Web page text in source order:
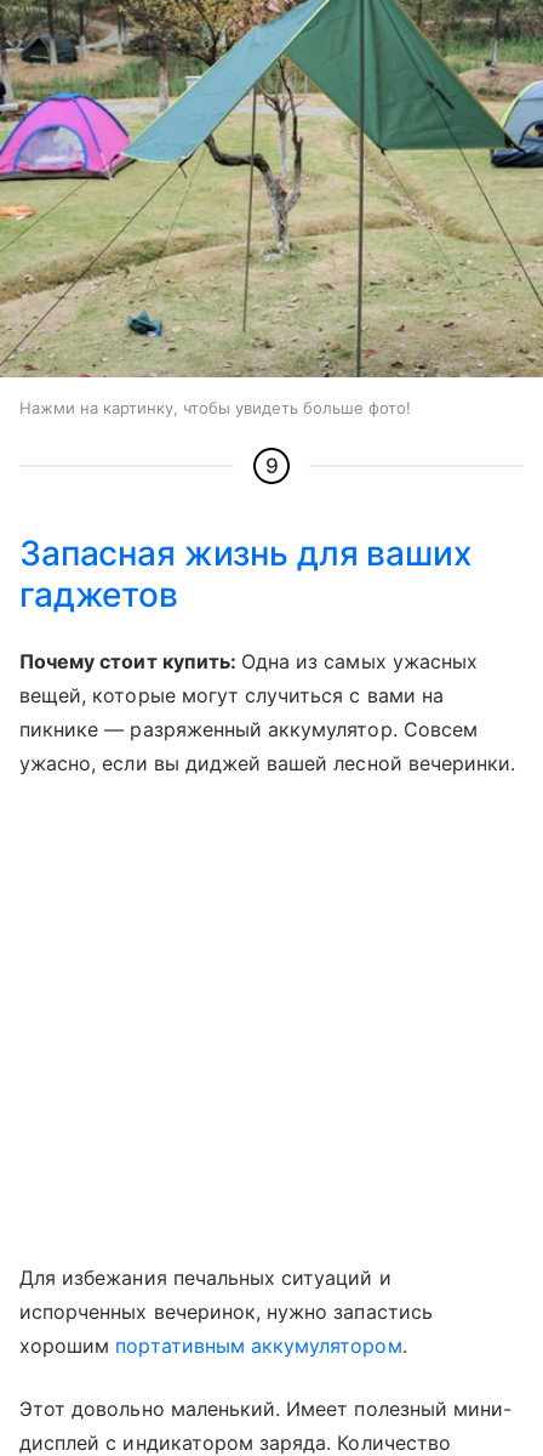
Нажми на картинку, чтобы увидеть больше фото!
9
Запасная жизнь для ваших
гаджетов
Почему стоит купить: Одна из самых ужасных
вещей, которые могут случиться с вами на
пикнике — разряженный аккумулятор. Совсем
ужасно, если вы диджей вашей лесной вечеринки.
Для избежания печальных ситуаций и
испорченных вечеринок, нужно запастись
хорошим портативным аккумулятором.
Этот довольно маленький. Имеет полезный мини-
дисплей с индикатором заряда. Количество